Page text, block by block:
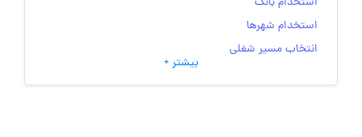
استخدام شهرها
انتخاب مسیر شغلی
به‌روزرسانی‌های سایت (کارجویی)
بیشتر +